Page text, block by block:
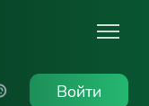
Войти